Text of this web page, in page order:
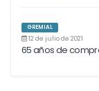
GREMIAL
12 de julio de 2021
65 años de